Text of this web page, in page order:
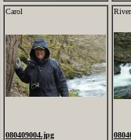
Carol
080409004.jpg